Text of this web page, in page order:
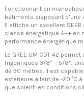
Fonctionnant en
bâtiments disposant
Il affiche un excellent SEER
classe énergétique A++ en
performance énergétique
Le GREE UM CDT 42
frigorifiques 3/8” – 5/8”,
de 30 mètres. Il est
extérieure allant de -20 °C
que soient les conditions